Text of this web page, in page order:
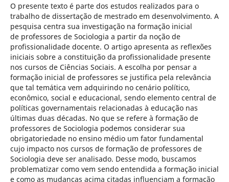
O presente texto é parte dos estudos realizados para o
trabalho de dissertação de mestrado em desenvolvimento. A
pesquisa centra sua investigação na formação inicial
de professores de Sociologia a partir da noção de
profissionalidade docente. O artigo apresenta as reflexões
iniciais sobre a constituição da profissionalidade presente
nos cursos de Ciências Sociais. A escolha por pensar a
formação inicial de professores se justifica pela relevância
que tal temática vem adquirindo no cenário político,
econômico, social e educacional, sendo elemento central de
políticas governamentais relacionadas à educação nas
últimas duas décadas. No que se refere à formação de
professores de Sociologia podemos considerar sua
obrigatoriedade no ensino médio um fator fundamental
cujo impacto nos cursos de formação de professores de
Sociologia deve ser analisado. Desse modo, buscamos
problematizar como vem sendo entendida a formação inicial
e como as mudanças acima citadas influenciam a formação